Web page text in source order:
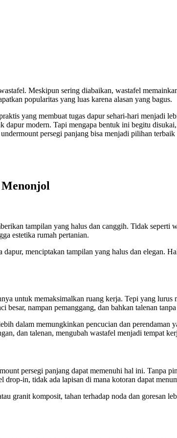
Meskipun sering diabaikan, wastafel
popularitas yang luas karena alasan yang bagus.
yang membuat tugas dapur sehari-hari menjadi
dapur modern. Tapi mengapa bentuk ini begitu
persegi panjang bisa menjadi pilihan
tampilan yang halus dan canggih. Tidak seperti
estetika rumah pertanian.
menciptakan tampilan yang halus dan elegan.
untuk memaksimalkan ruang kerja. Tepi yang
nampan pemanggang, dan bahkan talenan
dalam memungkinkan pencucian dan perendaman
dan talenan, mengubah wastafel menjadi tempat
persegi panjang dapat memenuhi hal ini. Tanpa
in, tidak ada lapisan di mana kotoran dapat
granit komposit, tahan terhadap noda dan goresan